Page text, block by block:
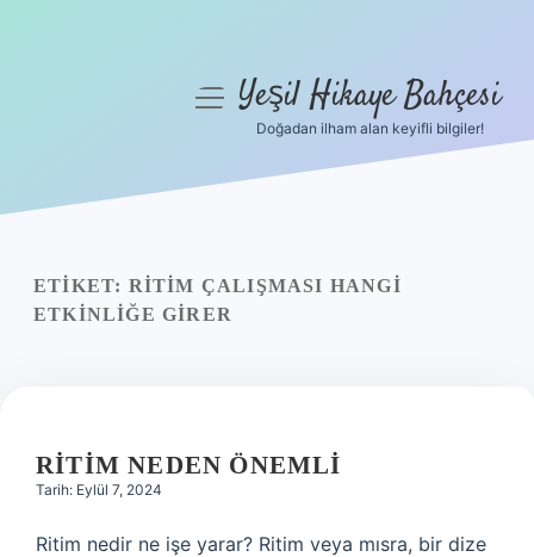
Yasal Uyarı
menüyüYeşil Hikaye Bahçesi
Doğadan ilham alan keyifli bilgiler!
ETIKET: RITIM ÇALIŞMASI HANGI
ETKINLIĞE GIRER
RITIM NEDEN ÖNEMLI
Tarih: Eylül 7, 2024
Ritim nedir ne işe yarar? Ritim veya mısra, bir dize